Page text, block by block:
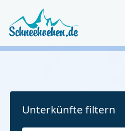
Unterkünfte filtern